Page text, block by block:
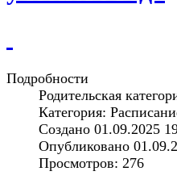
Подробности
Родительская
Категория:
Создано 01.09.2025
Опубликовано
Просмотров: 276